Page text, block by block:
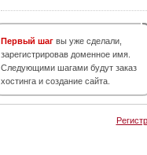
Первый шаг вы уже сделали,
зарегистрировав доменное имя.
Следующими шагами будут заказ
хостинга и создание сайта.